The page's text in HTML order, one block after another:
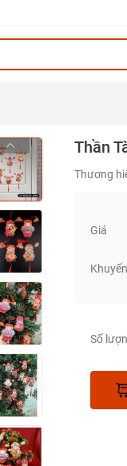
Thần
Thương
Giá
Số